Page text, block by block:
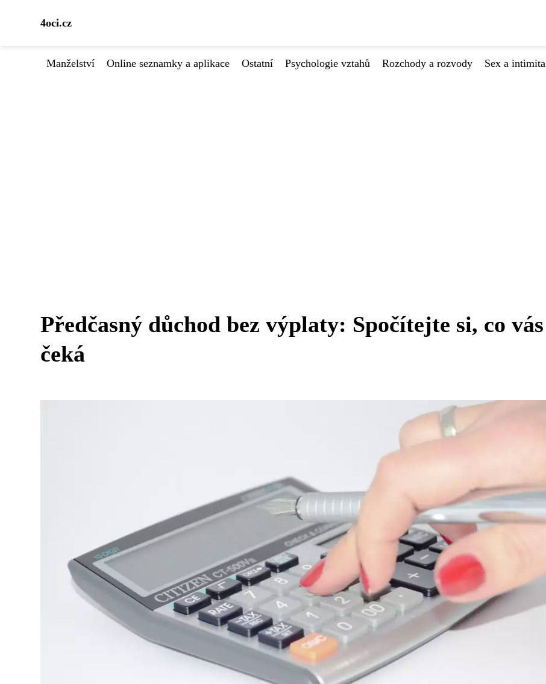
4oci.cz
Manželství Online seznamky a aplikace Ostatní Psychologie vztahů Rozchody a rozvody Sex a intimita
Předčasný důchod bez výplaty: Spočítejte si, co vás
čeká